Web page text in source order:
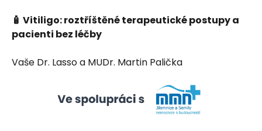
🧴 Vitiligo: roztříštěné terapeutické postupy a
pacienti bez léčby
Vaše Dr. Lasso a MUDr. Martin Palička